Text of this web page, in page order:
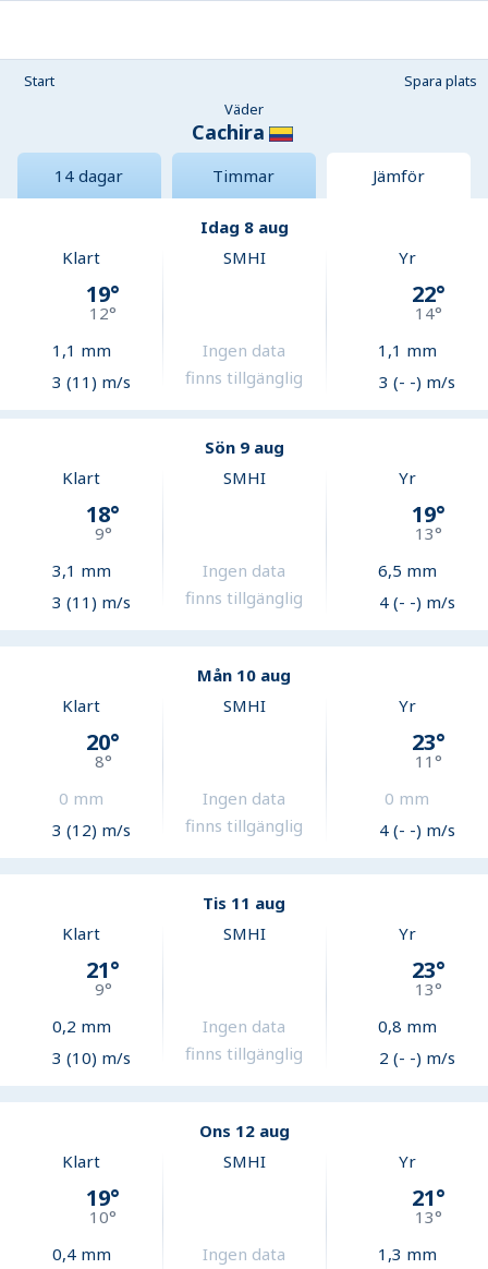
Start
Spara plats
Väder
Cachira
14 dagar Timmar Jämför
Idag 8 aug
Klart
19°
12°
1,1 mm
3 (11) m/s
SMHI
Ingen data
finns tillgänglig
Yr
22°
14°
1,1 mm
3 (- -) m/s
Sön 9 aug
Klart
18°
9°
3,1 mm
3 (11) m/s
SMHI
Ingen data
finns tillgänglig
Yr
19°
13°
6,5 mm
4 (- -) m/s
Mån 10 aug
Klart
20°
8°
0 mm
3 (12) m/s
SMHI
Ingen data
finns tillgänglig
Yr
23°
11°
0 mm
4 (- -) m/s
Tis 11 aug
Klart
21°
9°
0,2 mm
3 (10) m/s
SMHI
Ingen data
finns tillgänglig
Yr
23°
13°
0,8 mm
2 (- -) m/s
Ons 12 aug
Klart
19°
10°
0,4mm
SMHI
Ingen data
Yr
21°
13°
1,3 mm